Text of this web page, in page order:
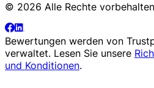
© 2026 Alle Rechte vorbehalten
Bewertungen werden von
verwaltet. Lesen Sie unsere
und Konditionen.